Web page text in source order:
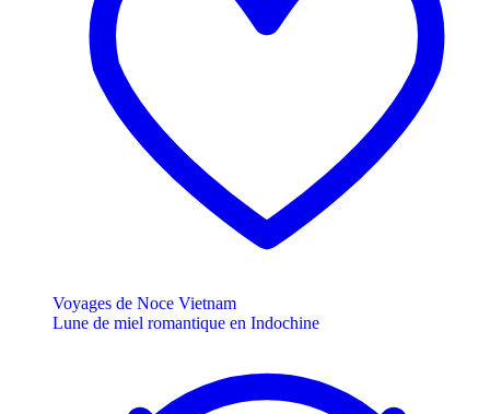
Voyages de Noce Vietnam
Lune de miel romantique en Indochine